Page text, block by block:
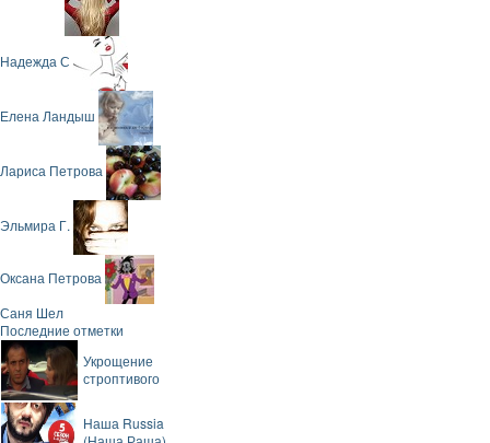
Надежда С
Елена Ландыш
Лариса Петрова
Эльмира Г.
Оксана Петрова
Саня Шел
Последние отметки
Укрощение
строптивого
Наша Russia